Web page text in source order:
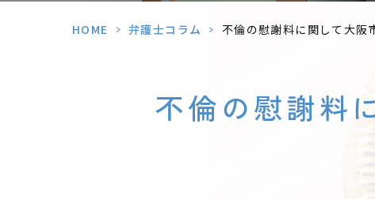
HOME > 弁護士コラム > 不倫の慰謝料に関して大阪
不倫の慰謝料